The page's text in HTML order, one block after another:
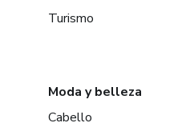
Turismo
Moda y belleza
Cabello